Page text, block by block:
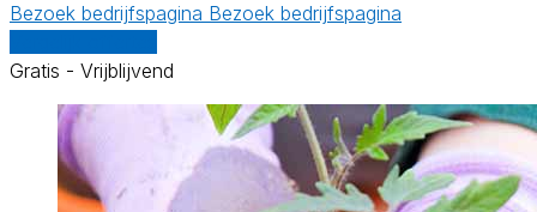
Bezoek bedrijfspagina Bezoek bedrijfspagina
Gratis - Vrijblijvend